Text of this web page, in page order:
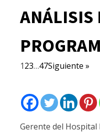
ANÁLISIS
123…47Siguiente »
Gerente del